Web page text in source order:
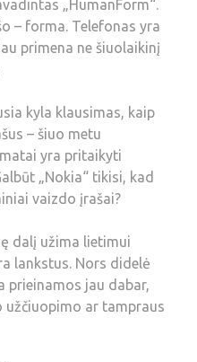
„HumanForm“.
– forma. Telefonas yra
primena ne šiuolaikinį
kyla klausimas, kaip
– šiuo metu
yra pritaikyti
„Nokia“ tikisi, kad
vaizdo įrašai?
dalį užima lietimui
lankstus. Nors didelė
prieinamos jau dabar,
užčiuopimo ar tampraus